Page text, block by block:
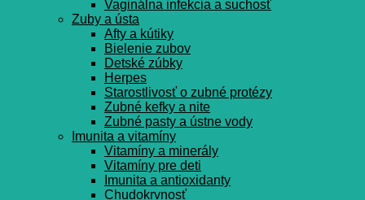
Vaginálna infekcia a suchosť
Zuby a ústa
Afty a kútiky
Bielenie zubov
Detské zúbky
Herpes
Starostlivosť o zubné protézy
Zubné kefky a nite
Zubné pasty a ústne vody
Imunita a vitamíny
Vitamíny a minerály
Vitamíny pre deti
Imunita a antioxidanty
Chudokrvnosť